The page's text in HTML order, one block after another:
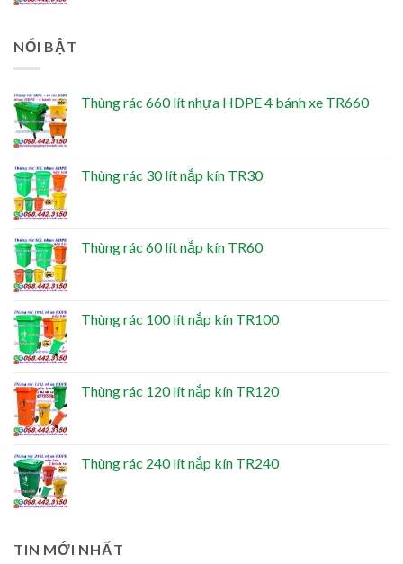
NỔI BẬT
Thùng rác 660 lít nhựa HDPE 4 bánh xe TR660
Thùng rác 30 lít nắp kín TR30
Thùng rác 60 lít nắp kín TR60
Thùng rác 100 lít nắp kín TR100
Thùng rác 120 lít nắp kín TR120
Thùng rác 240 lít nắp kín TR240
TIN MỚI NHẤT